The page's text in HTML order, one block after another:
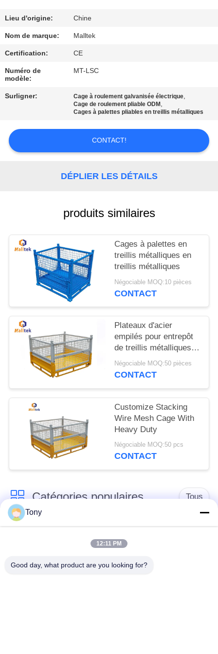
D'USINE
CONTRÔLE
DE
QUALITÉ
CONTACTEZ-
NOUS
CITATION
PLAN
PRIVACY
POLICY
Lieu d'origine: Chine
Nom de marque: Malltek
Certification: CE
Numéro de
modèle:
MT-LSC
Surligner: Cage à roulement galvanisée électrique,
Cage de roulement pliable ODM ,
Cages à palettes pliables en treillis métalliques
CONTACT!
DÉPLIER LES DÉTAILS
produits similaires
Cages à palettes en
treillis métalliques en
treillis métalliques
Négociable MOQ:10 pièces
CONTACT
Plateaux d'acier
empilés pour entrepôt
de treillis métalliques
industriels
Négociable MOQ:50 pièces
CONTACT
Customize Stacking
Wire Mesh Cage With
Heavy Duty
Négociable MOQ:50 pcs
CONTACT
Catégories populaires Tous
chariot de achat à
panier d'achat du
supermarché
Cages de stockage
Tony
12:11 PM
Good day, what product are you looking for?